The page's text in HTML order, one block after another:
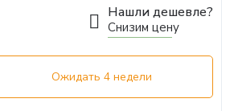
Нашли дешевле?
Снизим цену
Ожидать 4 недели